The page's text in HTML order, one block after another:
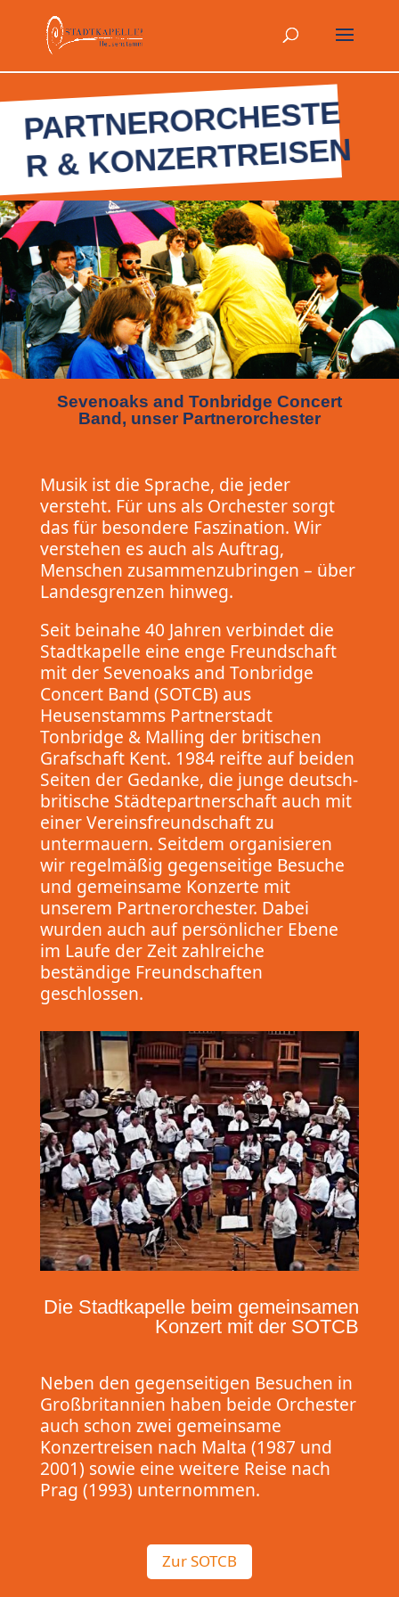
PARTNERORCHESTE
R & KONZERTREISEN
Sevenoaks and Tonbridge Concert
Band, unser Partnerorchester
Musik ist die Sprache, die jeder
versteht. Für uns als Orchester sorgt
das für besondere Faszination. Wir
verstehen es auch als Auftrag,
Menschen zusammenzubringen – über
Landesgrenzen hinweg.
Seit beinahe 40 Jahren verbindet die
Stadtkapelle eine enge Freundschaft
mit der Sevenoaks and Tonbridge
Concert Band (SOTCB) aus
Heusenstamms Partnerstadt
Tonbridge & Malling der britischen
Grafschaft Kent. 1984 reifte auf beiden
Seiten der Gedanke, die junge deutsch-
britische Städtepartnerschaft auch mit
einer Vereinsfreundschaft zu
untermauern. Seitdem organisieren
wir regelmäßig gegenseitige Besuche
und gemeinsame Konzerte mit
unserem Partnerorchester. Dabei
wurden auch auf persönlicher Ebene
im Laufe der Zeit zahlreiche
beständige Freundschaften
geschlossen.
Die Stadtkapelle beim gemeinsamen
Konzert mit der SOTCB
Neben den gegenseitigen Besuchen in
Großbritannien haben beide Orchester
auch schon zwei gemeinsame
Konzertreisen nach Malta (1987 und
2001) sowie eine weitere Reise nach
Prag (1993) unternommen.
Zur SOTCB